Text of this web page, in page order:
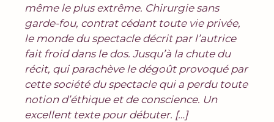
même le plus extrême. Chirurgie sans
garde-fou, contrat cédant toute vie privée,
le monde du spectacle décrit par l’autrice
fait froid dans le dos. Jusqu’à la chute du
récit, qui parachève le dégoût provoqué par
cette société du spectacle qui a perdu toute
notion d’éthique et de conscience. Un
excellent texte pour débuter. […]